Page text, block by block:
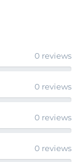
0 reviews
0 reviews
0 reviews
0 reviews